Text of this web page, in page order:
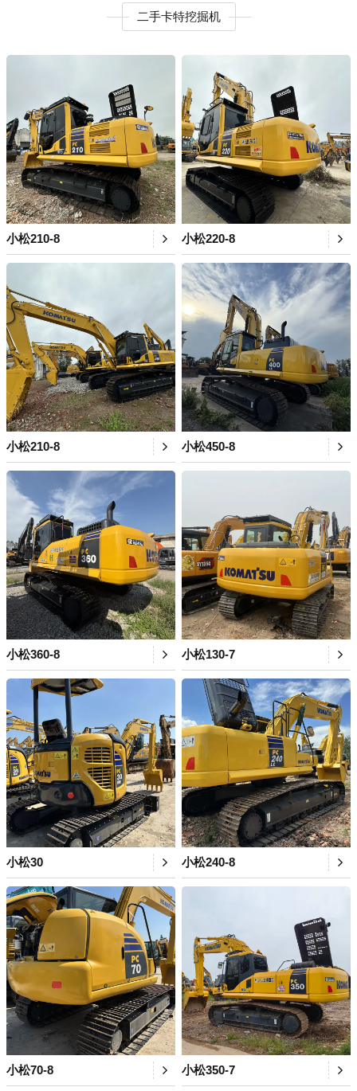
二手卡特挖掘机
小松210-8 小松220-8
小松210-8 小松450-8
小松360-8 小松130-7
小松30 小松240-8
小松70-8 小松350-7